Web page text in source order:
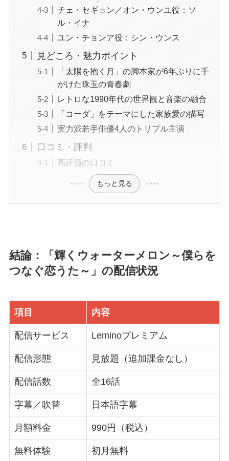
チェ・セギョン／オン・ウンユ役：ソ
ル・イナ
ユン・チョンア役：シン・ウンス
見どころ・魅力ポイント
「太陽を抱く月」の脚本家が6年ぶりに手
がけた珠玉の青春劇
レトロな1990年代の世界観と音楽の融合
「コーダ」をテーマにした家族愛の描写
実力派若手俳優4人のトリプル主演
口コミ・評判
高評価の口コミ
もっと見る
結論：「輝くウォーターメロン～僕らを
つなぐ恋うた～」の配信状況
項目 内容
配信サービス Leminoプレミアム
配信形態 見放題（追加課金なし）
配信話数 全16話
字幕／吹替 日本語字幕
月額料金 990円（税込）
無料体験 初月無料